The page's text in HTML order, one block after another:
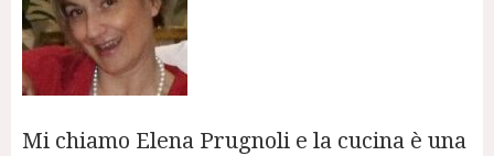
Mi chiamo Elena Prugnoli e la cucina è una